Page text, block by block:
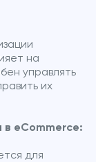
на
управлять
их
в eCommerce:
для